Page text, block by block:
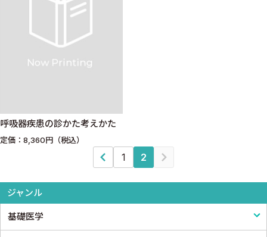
ジャンル
基礎医学
呼吸器疾患の診かた考えかた
定価：8,360円（税込）
1 2